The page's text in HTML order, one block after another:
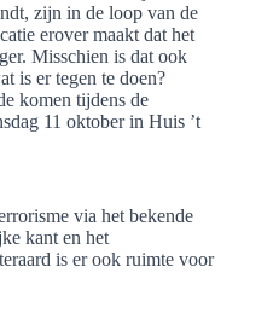
zijn in de loop van de
erover maakt dat het
Misschien is dat ook
is er tegen te doen?
komen tijdens de
11 oktober in Huis ’t
via het bekende
kant en het
is er ook ruimte voor